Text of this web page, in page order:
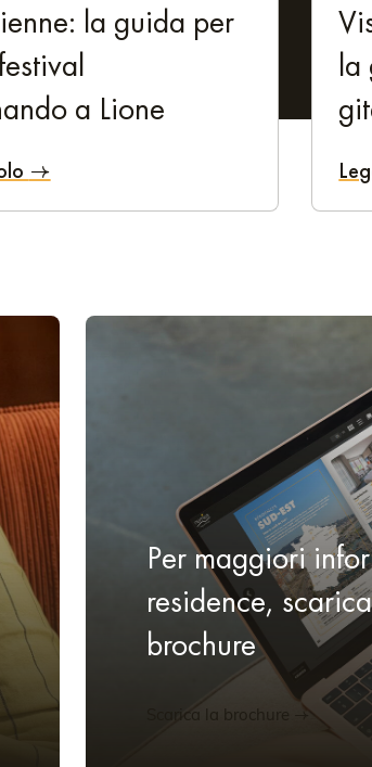
di Fourvière offre un bellissimo panorama
diurna vicino al lago, al cui interno puoi
affascinanti nel cuore di un edificio dal
la guida per
a Lione
la
Per maggiori
residence,
brochure
Scarica la brochure